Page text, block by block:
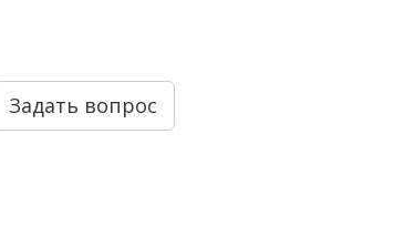
Задать вопрос